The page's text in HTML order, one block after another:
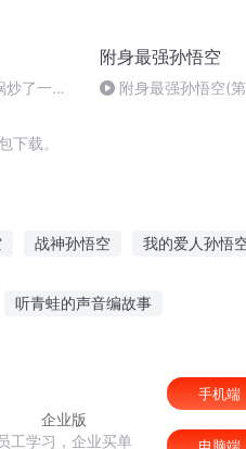
炒了一
附身最强孙悟空
附身最强孙悟空(
下载。
战神孙悟空 我的爱人孙悟
听青蛙的声音编故事
企业版
员工学习，企业买单
手机端